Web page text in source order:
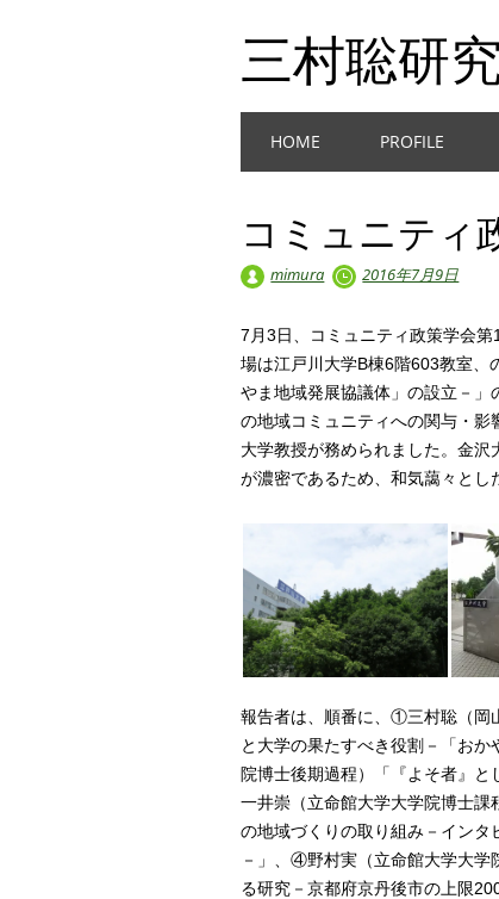
三村聡研
Main menu
HOME PROFILE
コミュニティ
mimura 2016年7月9日
7月3日、コミュニティ政策学会
場は江戸川大学B棟6階603教室、
やま地域発展協議体」の設立－
の地域コミュニティへの関与・影
大学教授が務められました。金
が濃密であるため、和気藹々とし
報告者は、順番に、①三村聡（岡
と大学の果たすべき役割－「お
院博士後期過程）「『よそ者』
一井崇（立命館大学大学院博士課
の地域づくりの取り組み－イン
－」、④野村実（立命館大学大学
る研究－京都府京丹後市の上限